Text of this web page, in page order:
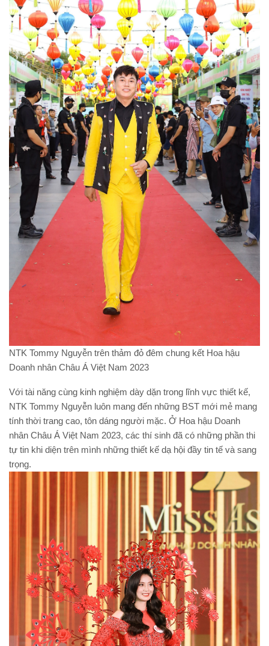
NTK Tommy Nguyễn trên thảm đỏ đêm chung kết Hoa hậu
Doanh nhân Châu Á Việt Nam 2023
Với tài năng cùng kinh nghiệm dày dặn trong lĩnh vực thiết kế,
NTK Tommy Nguyễn luôn mang đến những BST mới mẻ mang
tính thời trang cao, tôn dáng người mặc. Ở Hoa hậu Doanh
nhân Châu Á Việt Nam 2023, các thí sinh đã có những phần thi
tự tin khi diện trên mình những thiết kế dạ hội đầy tin tế và sang
trọng.